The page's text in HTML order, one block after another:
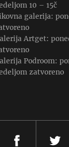
10 – 15č
galerija:
Artget:
Podroom:
zatvoreno